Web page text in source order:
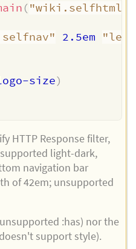
(
2.5em
size)
HTTP Response filter,
light-dark,
navigation bar
of 42em; unsupported
:has) nor the
support style).